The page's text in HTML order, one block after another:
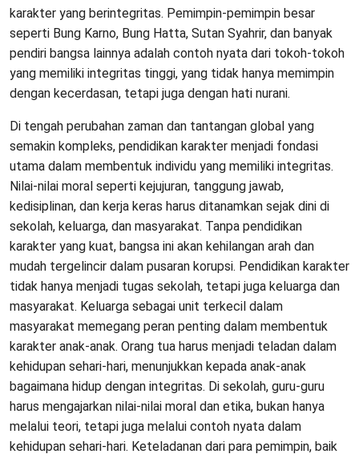
karakter yang berintegritas. Pemimpin-pemimpin besar
seperti Bung Karno, Bung Hatta, Sutan Syahrir, dan banyak
pendiri bangsa lainnya adalah contoh nyata dari tokoh-tokoh
yang memiliki integritas tinggi, yang tidak hanya memimpin
dengan kecerdasan, tetapi juga dengan hati nurani.
Di tengah perubahan zaman dan tantangan global yang
semakin kompleks, pendidikan karakter menjadi fondasi
utama dalam membentuk individu yang memiliki integritas.
Nilai-nilai moral seperti kejujuran, tanggung jawab,
kedisiplinan, dan kerja keras harus ditanamkan sejak dini di
sekolah, keluarga, dan masyarakat. Tanpa pendidikan
karakter yang kuat, bangsa ini akan kehilangan arah dan
mudah tergelincir dalam pusaran korupsi. Pendidikan karakter
tidak hanya menjadi tugas sekolah, tetapi juga keluarga dan
masyarakat. Keluarga sebagai unit terkecil dalam
masyarakat memegang peran penting dalam membentuk
karakter anak-anak. Orang tua harus menjadi teladan dalam
kehidupan sehari-hari, menunjukkan kepada anak-anak
bagaimana hidup dengan integritas. Di sekolah, guru-guru
harus mengajarkan nilai-nilai moral dan etika, bukan hanya
melalui teori, tetapi juga melalui contoh nyata dalam
kehidupan sehari-hari. Keteladanan dari para pemimpin, baik